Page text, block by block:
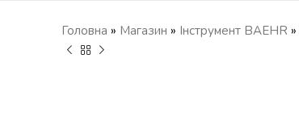
Головна » Магазин » Iнструмент BAEHR »